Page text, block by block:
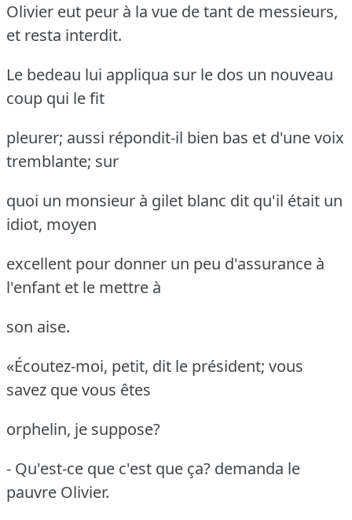
Olivier eut peur à la vue de tant de messieurs,
et resta interdit.
Le bedeau lui appliqua sur le dos un nouveau
coup qui le fit
pleurer; aussi répondit-il bien bas et d'une voix
tremblante; sur
quoi un monsieur à gilet blanc dit qu'il était un
idiot, moyen
excellent pour donner un peu d'assurance à
l'enfant et le mettre à
son aise.
«Écoutez-moi, petit, dit le président; vous
savez que vous êtes
orphelin, je suppose?
- Qu'est-ce que c'est que ça? demanda le
pauvre Olivier.